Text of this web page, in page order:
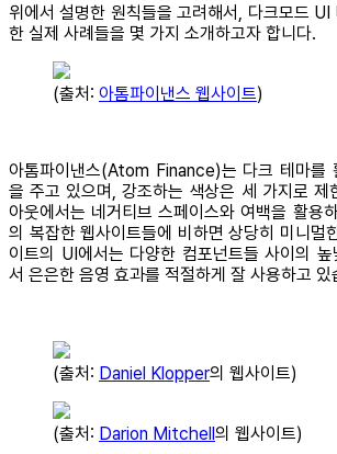
위에서 설명한 원칙들을 고려해서, 다크모드 UI
한 실제 사례들을 몇 가지 소개하고자 합니다.
(출처: 아톰파이낸스 웹사이트)
아톰파이낸스(Atom Finance)는 다크 테마를
을 주고 있으며, 강조하는 색상은 세 가지로 제
아웃에서는 네거티브 스페이스와 여백을 활용
의 복잡한 웹사이트들에 비하면 상당히 미니멀
이트의 UI에서는 다양한 컴포넌트들 사이의
서 은은한 음영 효과를 적절하게 잘 사용하고 있
(출처: Daniel Klopper의 웹사이트)
(출처: Darion Mitchell의 웹사이트)